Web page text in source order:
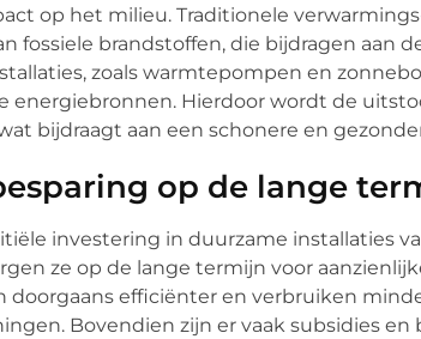
op het milieu. Traditionele
fossiele brandstoffen, die bijdragen aan
zoals warmtepompen en
energiebronnen. Hierdoor wordt de
bijdraagt aan een schonere en
op de lange
investering in duurzame installaties
ze op de lange termijn voor
doorgaans efficiënter en verbruiken
Bovendien zijn er vaak subsidies